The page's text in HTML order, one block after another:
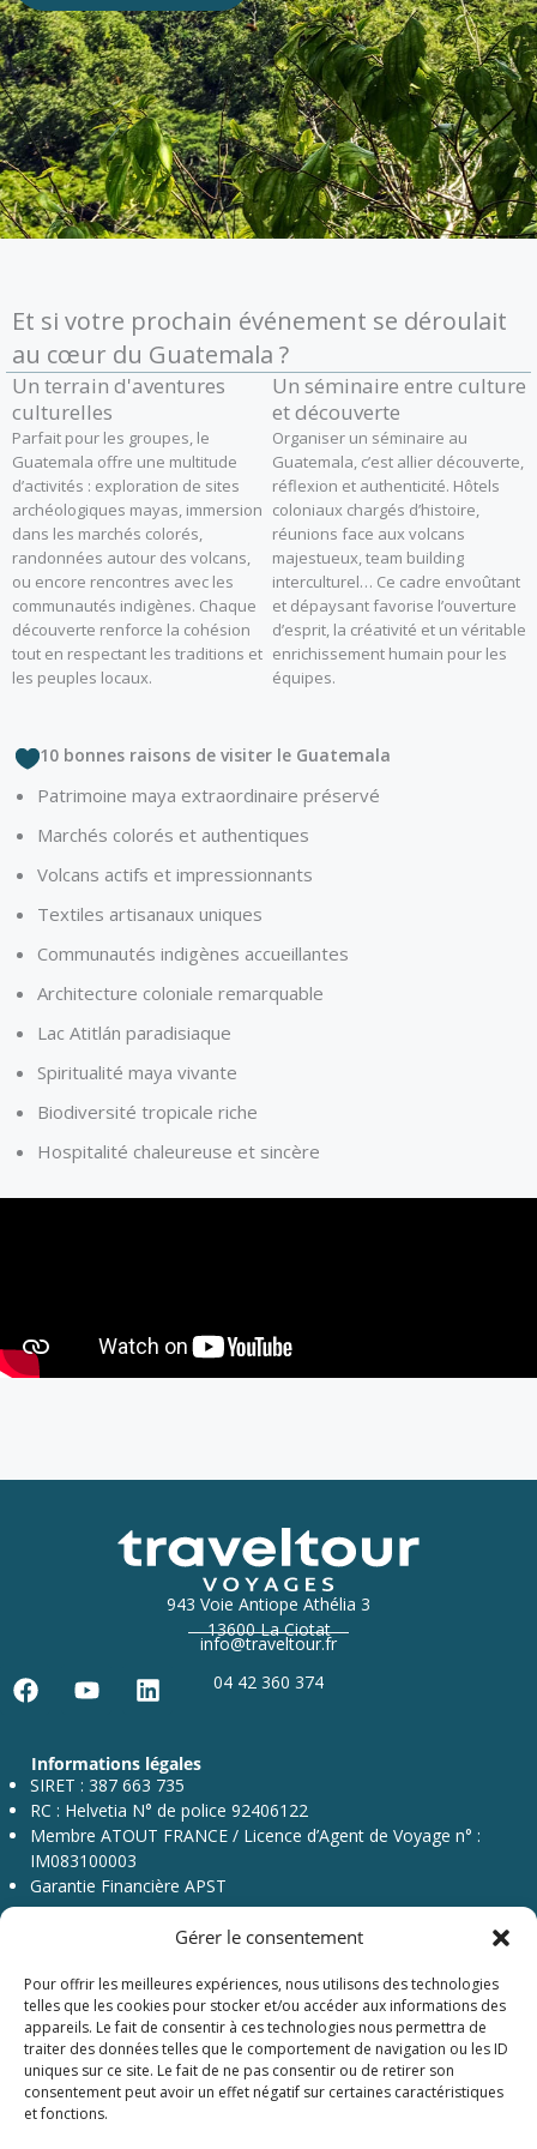
Gérer le consentement
Pour offrir les meilleures expériences, nous utilisons des technologies
telles que les cookies pour stocker et/ou accéder aux informations des
appareils. Le fait de consentir à ces technologies nous permettra de
traiter des données telles que le comportement de navigation ou les ID
uniques sur ce site. Le fait de ne pas consentir ou de retirer son
consentement peut avoir un effet négatif sur certaines caractéristiques
et fonctions.
Et si votre prochain événement se déroulait
au cœur du Guatemala ?
Un terrain d'aventures
culturelles
Parfait pour les groupes, le
Guatemala offre une multitude
d’activités : exploration de sites
archéologiques mayas, immersion
dans les marchés colorés,
randonnées autour des volcans,
ou encore rencontres avec les
communautés indigènes. Chaque
découverte renforce la cohésion
tout en respectant les traditions et
les peuples locaux.
Un séminaire entre culture
et découverte
Organiser un séminaire au
Guatemala, c’est allier découverte,
réflexion et authenticité. Hôtels
coloniaux chargés d’histoire,
réunions face aux volcans
majestueux, team building
interculturel… Ce cadre envoûtant
et dépaysant favorise l’ouverture
d’esprit, la créativité et un véritable
enrichissement humain pour les
équipes.
10 bonnes raisons de visiter le Guatemala
Patrimoine maya extraordinaire préservé
Marchés colorés et authentiques
Volcans actifs et impressionnants
Textiles artisanaux uniques
Communautés indigènes accueillantes
Architecture coloniale remarquable
Lac Atitlán paradisiaque
Spiritualité maya vivante
Biodiversité tropicale riche
Hospitalité chaleureuse et sincère
943 Voie Antiope Athélia 3
13600 La Ciotat
info@traveltour.fr
04 42 360 374
F
c
e
b
o
o
k
u
t
u
b
e
L
n
k
e
d
n
Informations légales
SIRET : 387 663 735
RC : Helvetia N° de police 92406122
Membre ATOUT FRANCE / Licence d’Agent de Voyage n° :
IM083100003
Garantie Financière APST
Menu